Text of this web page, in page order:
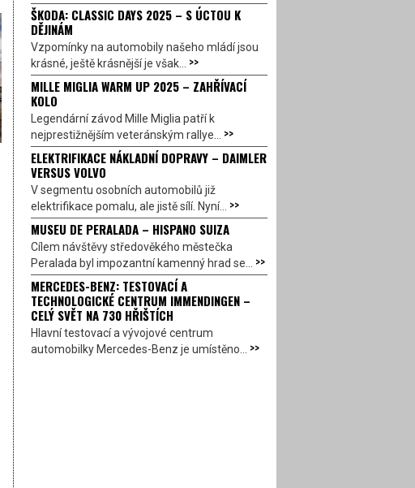
ŠKODA: CLASSIC DAYS 2025 – S ÚCTOU K
DĚJINÁM
Vzpomínky na automobily našeho mládí jsou
krásné, ještě krásnější je však... >>
MILLE MIGLIA WARM UP 2025 – ZAHŘÍVACÍ
KOLO
Legendární závod Mille Miglia patří k
nejprestižnějším veteránským rallye... >>
ELEKTRIFIKACE NÁKLADNÍ DOPRAVY – DAIMLER
VERSUS VOLVO
V segmentu osobních automobilů již
elektrifikace pomalu, ale jistě sílí. Nyní... >>
MUSEU DE PERALADA – HISPANO SUIZA
Cílem návštěvy středověkého městečka
Peralada byl impozantní kamenný hrad se... >>
MERCEDES-BENZ: TESTOVACÍ A
TECHNOLOGICKÉ CENTRUM IMMENDINGEN –
CELÝ SVĚT NA 730 HŘIŠTÍCH
Hlavní testovací a vývojové centrum
automobilky Mercedes-Benz je umístěno... >>